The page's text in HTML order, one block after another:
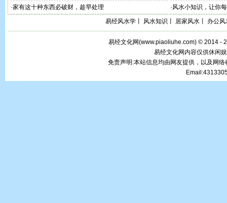
·家有这十种东西必破财，趁早处理 ·风水小知识，让你
易经风水学
风水知识 居家风水 办公风
易经文化网(www.piaoliuhe.com) © 2014 -
易经文化网内容仅供休闲
免责声明:本站信息均由网友提供，以及网